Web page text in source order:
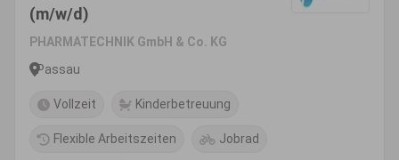
(m/w/d)
PHARMATECHNIK GmbH & Co. KG
Passau
Vollzeit Kinderbetreuung
Flexible Arbeitszeiten Jobrad